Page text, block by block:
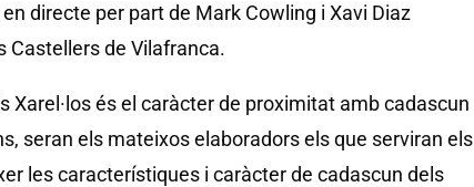
directe per part de Mark Cowling i Xavi Diaz
Castellers de Vilafranca.
Xarel·los és el caràcter de proximitat amb cadascun
seran els mateixos elaboradors els que serviran els
les característiques i caràcter de cadascun dels